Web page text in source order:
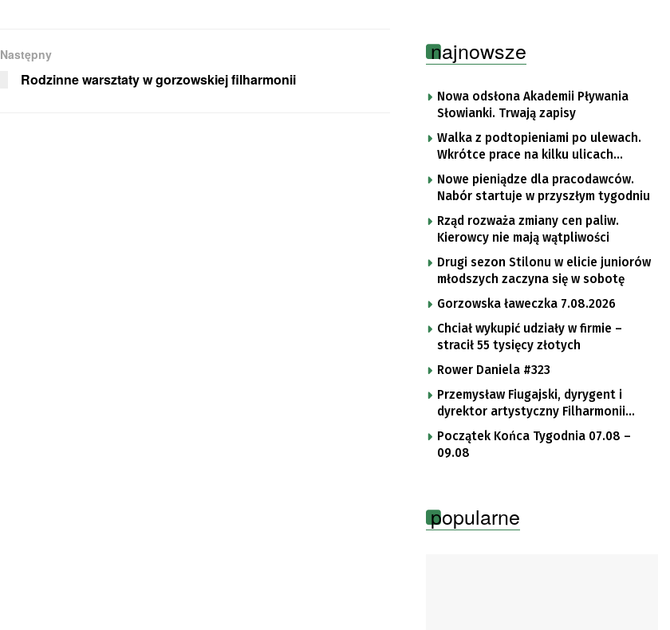
Następny
Rodzinne warsztaty w gorzowskiej filharmonii
najnowsze
Nowa odsłona Akademii Pływania
Słowianki. Trwają zapisy
Walka z podtopieniami po ulewach.
Wkrótce prace na kilku ulicach
Gorzowa
Nowe pieniądze dla pracodawców.
Nabór startuje w przyszłym tygodniu
Rząd rozważa zmiany cen paliw.
Kierowcy nie mają wątpliwości
Drugi sezon Stilonu w elicie juniorów
młodszych zaczyna się w sobotę
Gorzowska ławeczka 7.08.2026
Chciał wykupić udziały w firmie –
stracił 55 tysięcy złotych
Rower Daniela #323
Przemysław Fiugajski, dyrygent i
dyrektor artystyczny Filharmonii
Gorzowskiej
Początek Końca Tygodnia 07.08 –
09.08
popularne